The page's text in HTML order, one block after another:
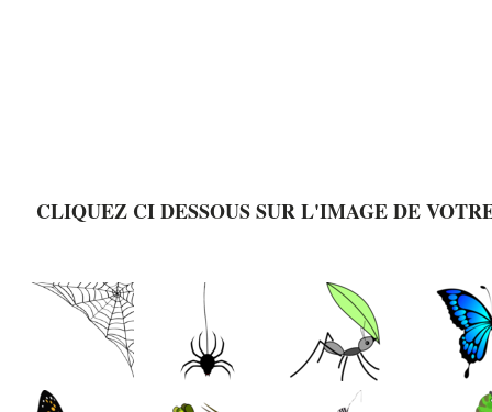
CLIQUEZ CI DESSOUS SUR L'IMAGE DE